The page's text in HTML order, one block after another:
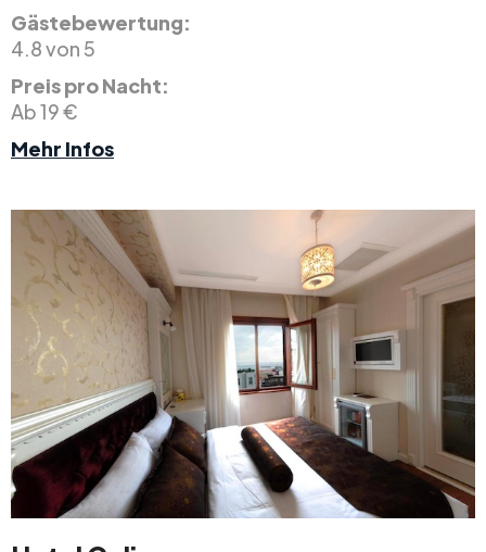
Gästebewertung:
4.8 von 5
Preis pro Nacht:
Ab 19 €
Mehr Infos